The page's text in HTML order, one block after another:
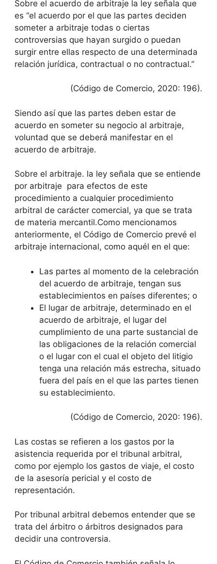
Sobre el acuerdo de arbitraje la ley señala que
es “el acuerdo por el que las partes deciden
someter a arbitraje todas o ciertas
controversias que hayan surgido o puedan
surgir entre ellas respecto de una determinada
relación jurídica, contractual o no contractual.”
(Código de Comercio, 2020: 196).
Siendo así que las partes deben estar de
acuerdo en someter su negocio al arbitraje,
voluntad que se deberá manifestar en el
acuerdo de arbitraje.
Sobre el arbitraje. la ley señala que se entiende
por arbitraje para efectos de este
procedimiento a cualquier procedimiento
arbitral de carácter comercial, ya que se trata
de materia mercantil.Como mencionamos
anteriormente, el Código de Comercio prevé el
arbitraje internacional, como aquél en el que:
Las partes al momento de la celebración
del acuerdo de arbitraje, tengan sus
establecimientos en países diferentes; o
El lugar de arbitraje, determinado en el
acuerdo de arbitraje, el lugar del
cumplimiento de una parte sustancial de
las obligaciones de la relación comercial
o el lugar con el cual el objeto del litigio
tenga una relación más estrecha, situado
fuera del país en el que las partes tienen
su establecimiento.
(Código de Comercio, 2020: 196).
Las costas se refieren a los gastos por la
asistencia requerida por el tribunal arbitral,
como por ejemplo los gastos de viaje, el costo
de la asesoría pericial y el costo de
representación.
Por tribunal arbitral debemos entender que se
trata del árbitro o árbitros designados para
decidir una controversia.